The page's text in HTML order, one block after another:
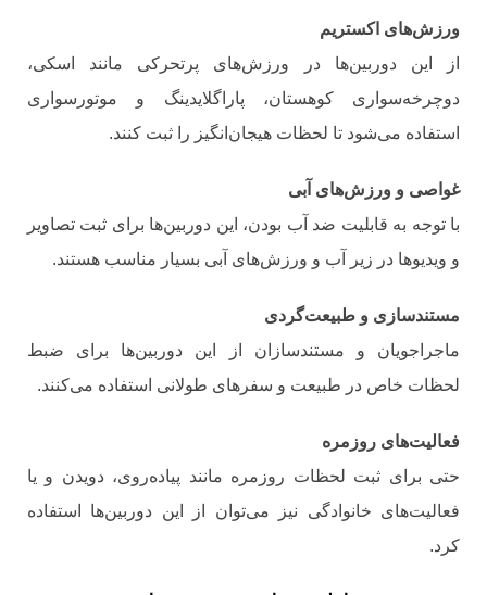
ورزش‌های اکستریم
از این دوربین‌ها در ورزش‌های پرتحرکی مانند اسکی،
دوچرخه‌سواری کوهستان، پاراگلایدینگ و موتورسواری
استفاده می‌شود تا لحظات هیجان‌انگیز را ثبت کنند.
غواصی و ورزش‌های آبی
با توجه به قابلیت ضد آب بودن، این دوربین‌ها برای ثبت تصاویر
و ویدیوها در زیر آب و ورزش‌های آبی بسیار مناسب هستند.
مستندسازی و طبیعت‌گردی
ماجراجویان و مستندسازان از این دوربین‌ها برای ضبط
لحظات خاص در طبیعت و سفرهای طولانی استفاده می‌کنند.
فعالیت‌های روزمره
حتی برای ثبت لحظات روزمره مانند پیاده‌روی، دویدن و یا
فعالیت‌های خانوادگی نیز می‌توان از این دوربین‌ها استفاده
کرد.